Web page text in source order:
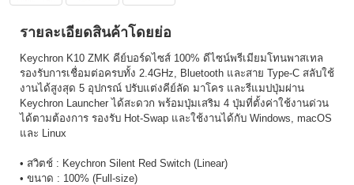
รายละเอียดสินค้าโดยย่อ
Keychron K10 ZMK คีย์บอร์ดไซส์ 100% ดีไซน์พรีเมียมโทนพาสเทล
รองรับการเชื่อมต่อครบทั้ง 2.4GHz, Bluetooth และสาย Type-C สลับใช้
งานได้สูงสุด 5 อุปกรณ์ ปรับแต่งคีย์ลัด มาโคร และรีแมปปุ่มผ่าน
Keychron Launcher ได้สะดวก พร้อมปุ่มเสริม 4 ปุ่มที่ตั้งค่าใช้งานด่วน
ได้ตามต้องการ รองรับ Hot-Swap และใช้งานได้กับ Windows, macOS
และ Linux
• สวิตช์ : Keychron Silent Red Switch (Linear)
• ขนาด : 100% (Full-size)